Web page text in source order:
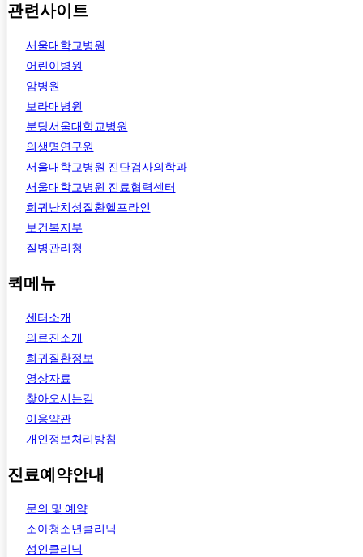
관련사이트
서울대학교병원
어린이병원
암병원
보라매병원
분당서울대학교병원
의생명연구원
서울대학교병원 진단검사의학과
서울대학교병원 진료협력센터
희귀난치성질환헬프라인
보건복지부
질병관리청
퀵메뉴
센터소개
의료진소개
희귀질환정보
영상자료
찾아오시는길
이용약관
개인정보처리방침
진료예약안내
문의 및 예약
소아청소년클리닉
성인클리닉